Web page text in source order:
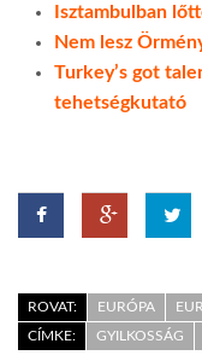
Isztambulban
Nem lesz
Turkey’s got
tehetségkutató
ROVAT: EURÓPA
CÍMKE:
GYILKOSSÁG